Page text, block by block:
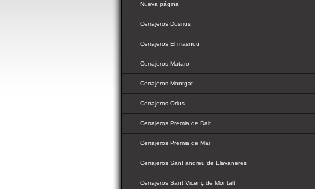
Nueva página
Cerrajeros Dosrius
Cerrajeros El masnou
Cerrajeros Mataro
Cerrajeros Montgat
Cerrajeros Orius
Cerrajeros Premia de Dalt
Cerrajeros Premia de Mar
Cerrajeros Sant andreu de Llavaneres
Cerrajeros Sant Vicenç de Montalt